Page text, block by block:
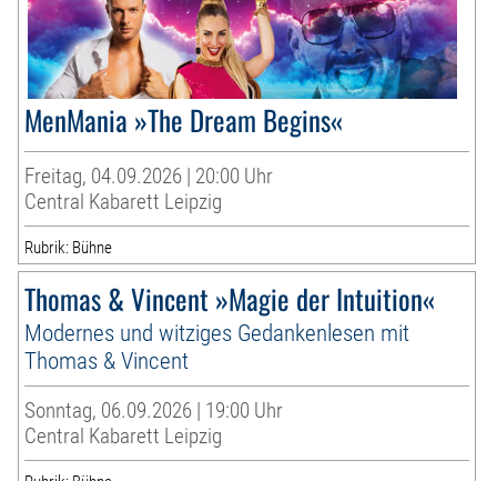
MenMania »The Dream Begins«
Freitag, 04.09.2026 | 20:00 Uhr
Central Kabarett Leipzig
Rubrik: Bühne
Thomas & Vincent »Magie der Intuition«
Modernes und witziges Gedankenlesen mit
Thomas & Vincent
Sonntag, 06.09.2026 | 19:00 Uhr
Central Kabarett Leipzig